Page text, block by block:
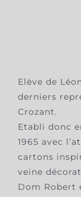
Elève de
derniers
Crozant.
Etabli donc
1965 avec
cartons
veine
Dom Robert